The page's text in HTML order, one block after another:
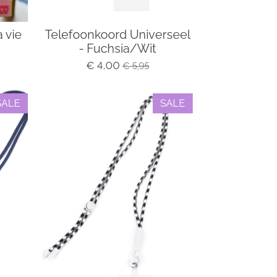
vie
Telefoonkoord Universeel
- Fuchsia/Wit
€ 4,00 € 5,95
SALE